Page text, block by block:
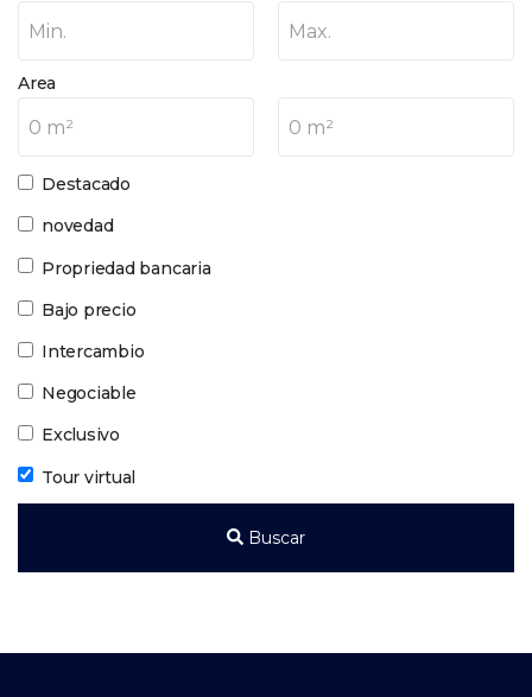
Min. Max.
Area
0 m² 0 m²
Destacado
novedad
Propriedad bancaria
Bajo precio
Intercambio
Negociable
Exclusivo
Tour virtual
Buscar